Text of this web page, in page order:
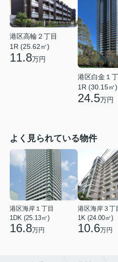
港区高輪２丁目
1R (25.62㎡)
11.8万円
港区白金１
1R (30.15㎡)
24.5万円
よく見られている物件
港区海岸１丁目
1DK (25.13㎡)
16.8万円
港区海岸３丁
1K (24.00㎡)
10.6万円